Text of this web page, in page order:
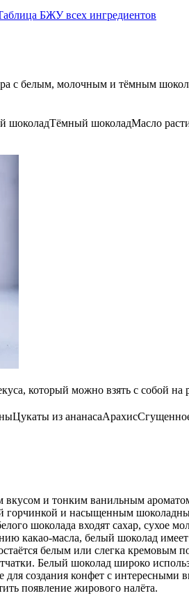
БЖУ всех ингредиентов
с белым, молочным и тёмным
шоколадТёмный шоколадМасло
который можно взять с собой
Цукаты из ананасаАрахис
и тонким ванильным
горчинкой и насыщенным
шоколада входят сахар, сухое
какао-масла, белый шоколад
белым или слегка кремовым
Белый шоколад широко
создания конфет с
появление жирового налёта.